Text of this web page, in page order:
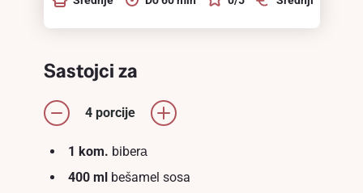
Sastojci za
4 porcije
1 kom. biberа
400 mlbešamel sosa